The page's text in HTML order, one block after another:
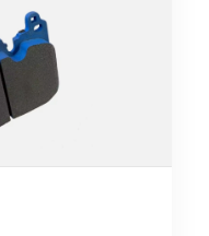
0 von 5 Sternen